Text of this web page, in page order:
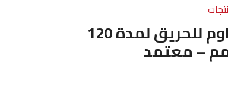
باب طوارئ فولاذ مقاوم للحريق لمدة 120
– 1000×2100 مم – معتمد